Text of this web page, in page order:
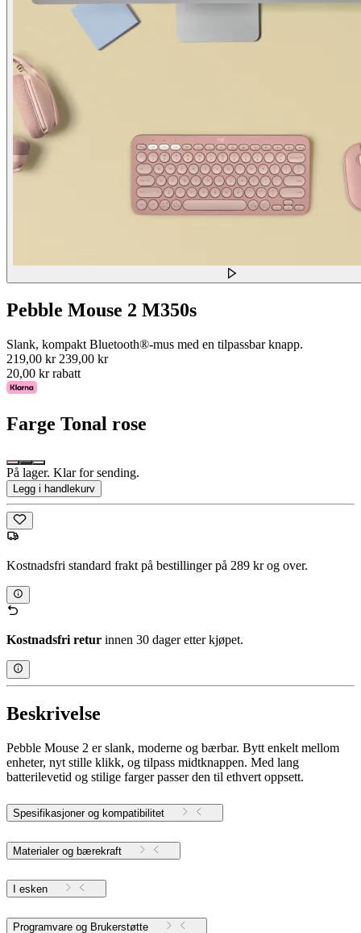
Pebble Mouse 2 M350s
Slank, kompakt Bluetooth®-mus med en tilpassbar knapp.
219,00 kr 239,00 kr
20,00 kr rabatt
Farge Tonal rose
På lager. Klar for sending.
Legg i handlekurv
Kostnadsfri standard frakt på bestillinger på 289 kr og over.
Kostnadsfri retur innen 30 dager etter kjøpet.
Beskrivelse
Pebble Mouse 2 er slank, moderne og bærbar. Bytt enkelt mellom
enheter, nyt stille klikk, og tilpass midtknappen. Med lang
batterilevetid og stilige farger passer den til ethvert oppsett.
Spesifikasjoner og kompatibilitet
Materialer og bærekraft
I esken
Programvare og Brukerstøtte